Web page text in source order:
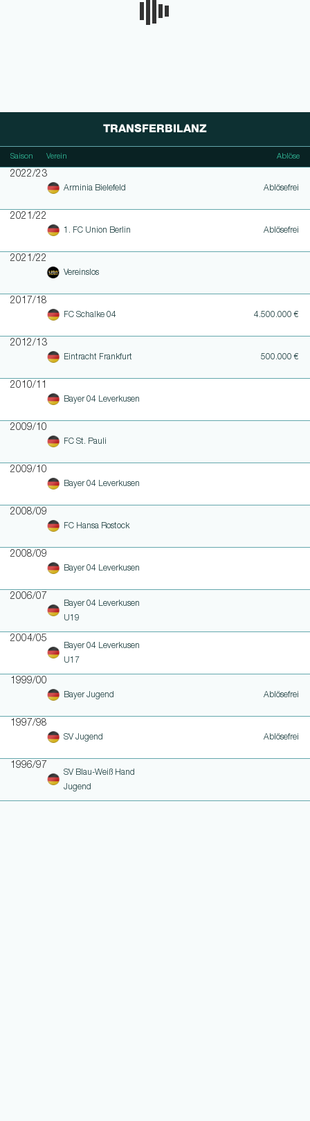
TRANSFERBILANZ
Saison Verein Ablöse
2022/23
Arminia Bielefeld Ablösefrei
2021/22
1. FC Union Berlin Ablösefrei
2021/22
Vereinslos
2017/18
FC Schalke 04 4.500.000 €
2012/13
Eintracht Frankfurt 500.000 €
2010/11
Bayer 04 Leverkusen
2009/10
FC St. Pauli
2009/10
Bayer 04 Leverkusen
2008/09
FC Hansa Rostock
2008/09
Bayer 04 Leverkusen
2006/07
Bayer 04 Leverkusen
U19
2004/05
Bayer 04 Leverkusen
U17
1999/00
Bayer Jugend Ablösefrei
1997/98
SV Jugend Ablösefrei
1996/97
SV Blau-Weiß Hand
Jugend